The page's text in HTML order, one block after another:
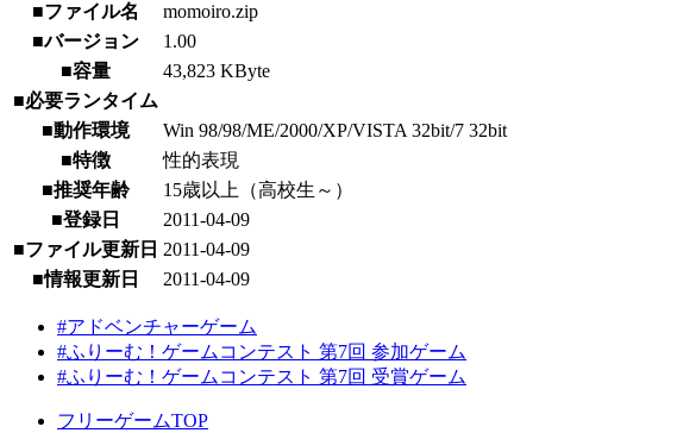
■ファイル名
momoiro.zip
■バージョン
1.00
■容量
43,823 KByte
■必要ランタイム
■動作環境
Win 98/98/ME/2000/XP/VISTA 32bit/7 32bit
■特徴
性的表現
■推奨年齢
15歳以上（高校生～）
■登録日
2011-04-09
■ファイル更新日 2011-04-09
■情報更新日
2011-04-09
#アドベンチャーゲーム
#ふりーむ！ゲームコンテスト 第7回 参加ゲーム
#ふりーむ！ゲームコンテスト 第7回 受賞ゲーム
フリーゲームTOP